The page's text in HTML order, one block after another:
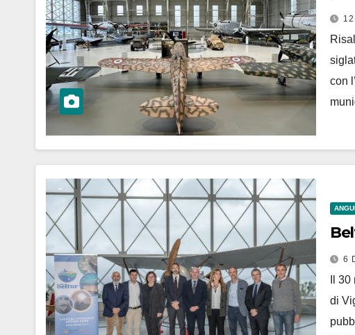
con
6
Il
di